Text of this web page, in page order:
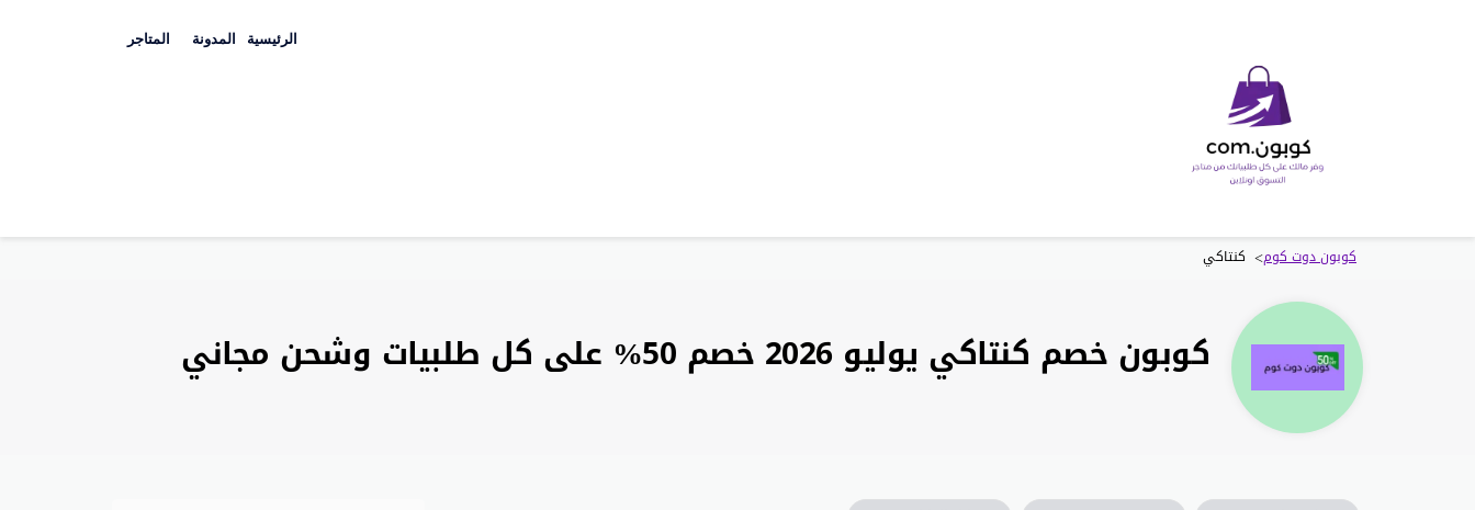
الرئيسية المدونة المتاجر
كوبون دوت كوم> كنتاكي
كوبون خصم كنتاكي يوليو 2026 خصم 50% على كل طلبيات وشحن مجاني